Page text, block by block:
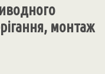
монтаж